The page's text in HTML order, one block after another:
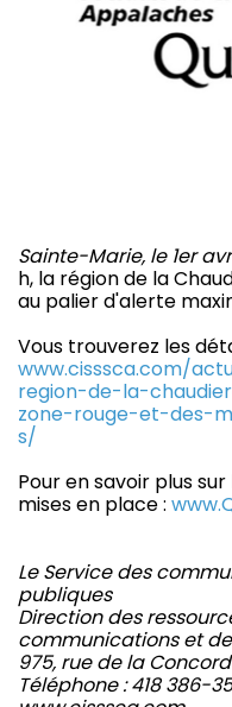
Sainte-Marie, le 1er
h, la région de la
au palier d'alerte
Vous trouverez les
www.cisssca.com/
region-de-la-
zone-rouge-et-des-
s/
Pour en savoir plus
mises en place :
Le Service des
publiques
Direction des
communications et
975, rue de la
Téléphone : 418 386-